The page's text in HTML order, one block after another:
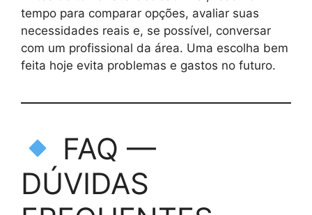
tempo para comparar opções, avaliar suas
necessidades reais e, se possível, conversar
com um profissional da área. Uma escolha bem
feita hoje evita problemas e gastos no futuro.
FAQ —
DÚVIDAS